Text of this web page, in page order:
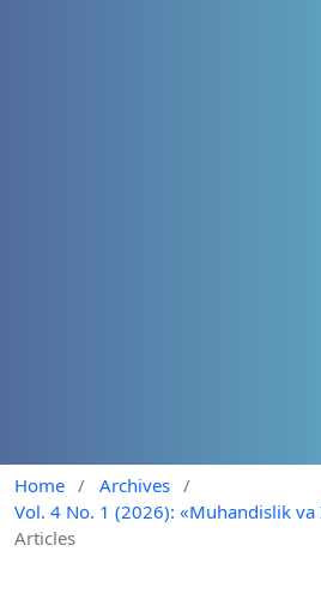
Home / Archives /
Vol. 4 No. 1 (2026): «Muhandislik
Articles